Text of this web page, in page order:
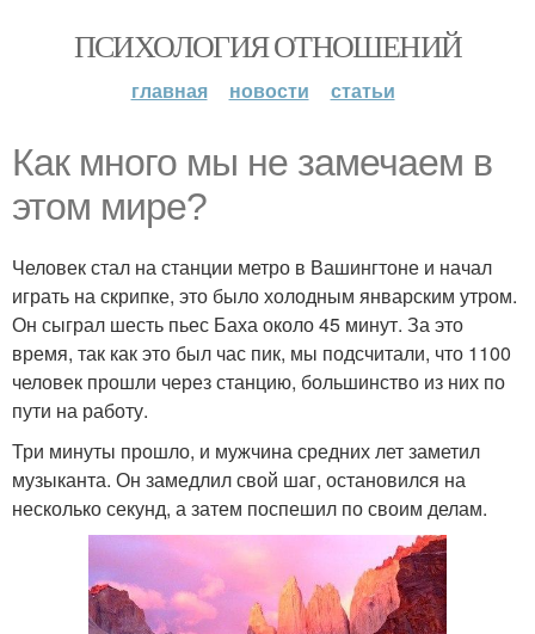
ПСИХОЛОГИЯ ОТНОШЕНИЙ
главная новости статьи
Как много мы не замечаем в
этом мире?
Человек стал на станции метро в Вашингтоне и начал
играть на скрипке, это было холодным январским утром.
Он сыграл шесть пьес Баха около 45 минут. За это
время, так как это был час пик, мы подсчитали, что 1100
человек прошли через станцию, большинство из них по
пути на работу.
Три минуты прошло, и мужчина средних лет заметил
музыканта. Он замедлил свой шаг, остановился на
несколько секунд, а затем поспешил по своим делам.